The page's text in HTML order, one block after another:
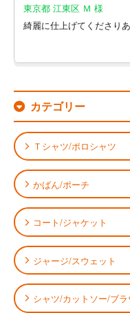
東京都 江東区 Ｍ 様
綺麗に仕上げてくださり
カテゴリー
Ｔシャツ/ポロシャツ
かばん/ポーチ
コート/ジャケット
ジャージ/スウェット
シャツ/カットソー/ブラ